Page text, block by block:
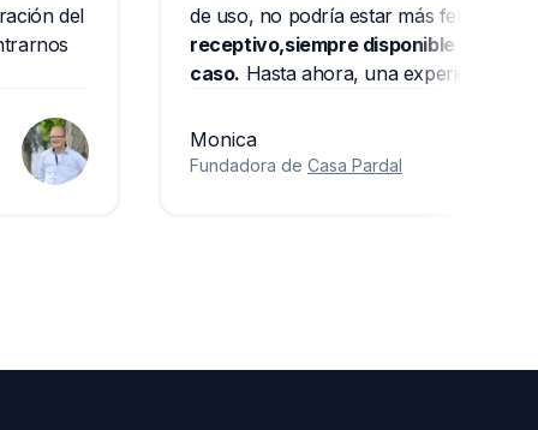
del
centrarnos
de uso, no podría estar más feliz.
receptivo,siempre disponible
caso.Hasta ahora, una
Monica
Fundadora de Casa Pardal